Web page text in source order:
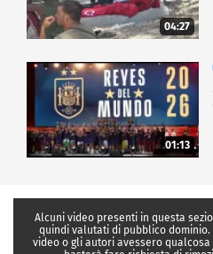
04:27
01:13
Alcuni video presenti in questa
quindi valutati di pubblico
video o gli autori avessero